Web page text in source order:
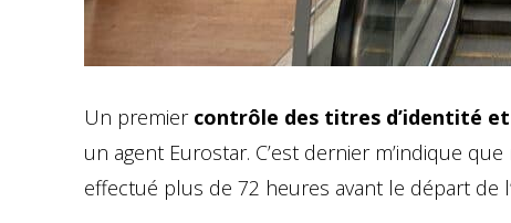
Un premier contrôle des titres d’identité
un agent Eurostar. C’est dernier m’indique
effectué plus de 72 heures avant le départ de